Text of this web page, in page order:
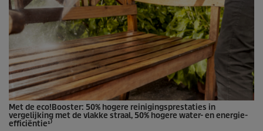
Met de eco!Booster: 50% hogere reinigingsprestaties in
vergelijking met de vlakke straal, 50% hogere water- en energie-
efficiëntie¹⁾